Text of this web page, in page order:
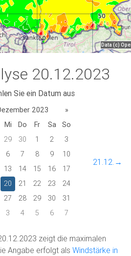
20.12.2023
Sie ein Datum aus
2023
»
Mi Do Fr Sa
So
29 30 1 2
3
6 7 8 9
10
13 14 15 16
17
20 21 22 23
24
27 28 29 30
31
3 4 5 6 7
21.12.→
zeigt die maximalen
Angabe erfolgt als Windstärke in